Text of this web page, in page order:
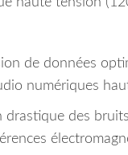
de données
numériques
drastique des